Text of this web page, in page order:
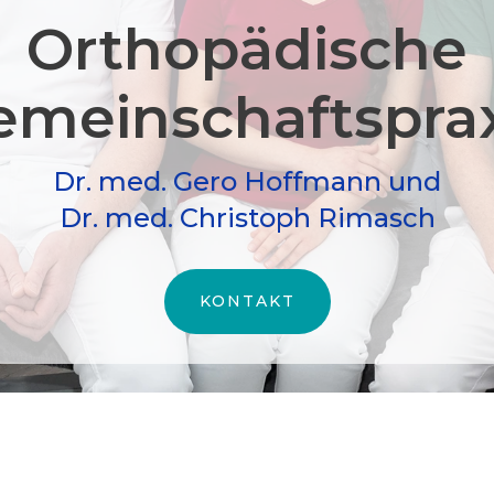
Orthopädische
Dr. med. Gero Hoffmann und
Dr. med. Christoph Rimasch
KONTAKT